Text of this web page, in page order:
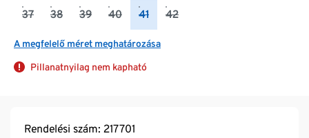
37 38 39 40 41 42
A megfelelő méret meghatározása
Pillanatnyilag nem kapható
Rendelési szám: 217701